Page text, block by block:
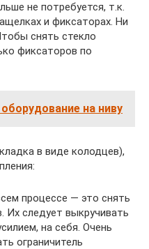
не потребуется, т.к.
и фиксаторах. Ни
снять стекло
фиксаторов по
на ниву
в виде колодцев),
процессе — это снять
Их следует выкручивать
на себя. Очень
ограничитель